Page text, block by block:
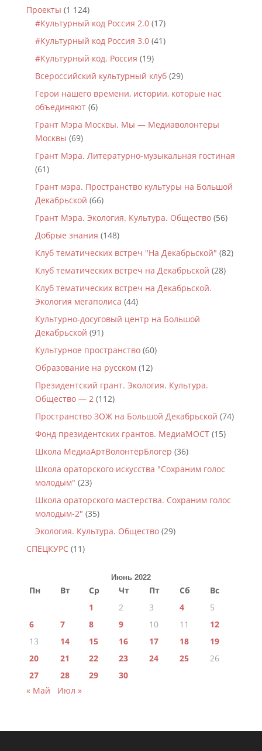
Проекты (1 124)
#Культурный код Россия 2.0(17)
#Культурный код Россия 3.0(41)
#Культурный код. Россия (19)
Всероссийский культурный клуб(29)
Герои нашего времени, истории, которые нас
объединяют(6)
Грант Мэра Москвы. Мы — Медиаволонтеры
Москвы (69)
Грант Мэра. Литературно-музыкальная гостиная
(61)
Грант мэра. Пространство культуры на Большой
Декабрьской (66)
Грант Мэра. Экология. Культура. Общество(56)
Добрые знания (148)
Клуб тематических встреч "На Декабрьской" (82)
Клуб тематических встреч на Декабрьской (28)
Клуб тематических встреч на Декабрьской.
Экология мегаполиса (44)
Культурно-досуговый центр на Большой
Декабрьской (91)
Культурное пространство(60)
Образование на русском (12)
Президентский грант. Экология. Культура.
Общество — 2(112)
Пространство ЗОЖ на Большой Декабрьской (74)
Фонд президентских грантов. МедиаМОСТ(15)
Школа МедиаАртВолонтёрБлогер (36)
Школа ораторского искусства "Сохраним голос
молодым" (23)
Школа ораторского мастерства. Сохраним голос
молодым-2" (35)
Экология. Культура. Общество(29)
СПЕЦКУРС(11)
Июнь 2022
Пн Вт Ср Чт Пт Сб
Вс
1
2 3 4
5
6
7 8 9 10 11
12
13
14 15 16 17 18
19
20
21 22 23 24 25
26
27
28 29
30
« Май
Июл »